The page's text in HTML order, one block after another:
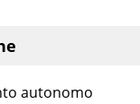
autonomo